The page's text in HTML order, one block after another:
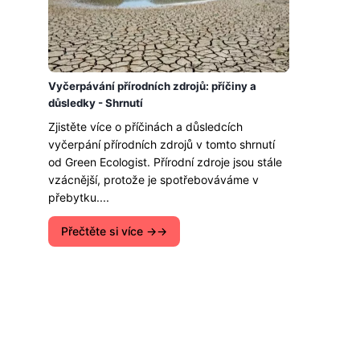
Vyčerpávání přírodních zdrojů: příčiny a
důsledky - Shrnutí
Zjistěte více o příčinách a důsledcích
vyčerpání přírodních zdrojů v tomto shrnutí
od Green Ecologist. Přírodní zdroje jsou stále
vzácnější, protože je spotřebováváme v
přebytku....
Přečtěte si více →